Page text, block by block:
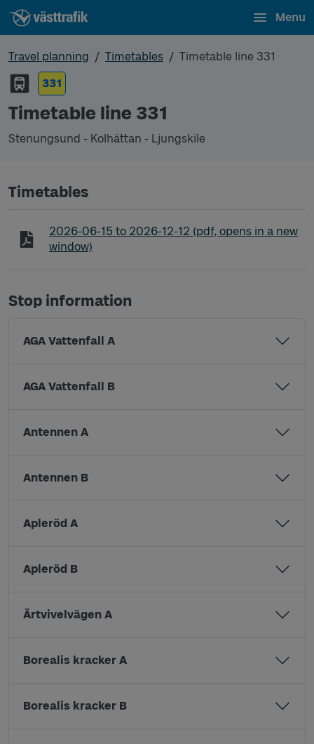
Menu
Travel planning Timetables
Timetable line 331
331
Timetable line 331
Stenungsund - Kolhättan - Ljungskile
Timetables
Timetable line 331 Stenungsund - Kolhättan -
2026-06-15 to 2026-12-12 (pdf, opens in a new
window)
Stop information
AGA Vattenfall A
AGA Vattenfall B
Antennen A
Antennen B
Apleröd A
Apleröd B
Ärtvivelvägen A
Borealis kracker A
Borealis kracker B